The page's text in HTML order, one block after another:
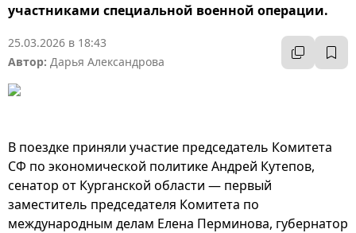
участниками специальной военной операции.
25.03.2026 в 18:43
Автор: Дарья Александрова
В поездке приняли участие председатель Комитета
СФ по экономической политике Андрей Кутепов,
сенатор от Курганской области — первый
заместитель председателя Комитета по
международным делам Елена Перминова, губернатор